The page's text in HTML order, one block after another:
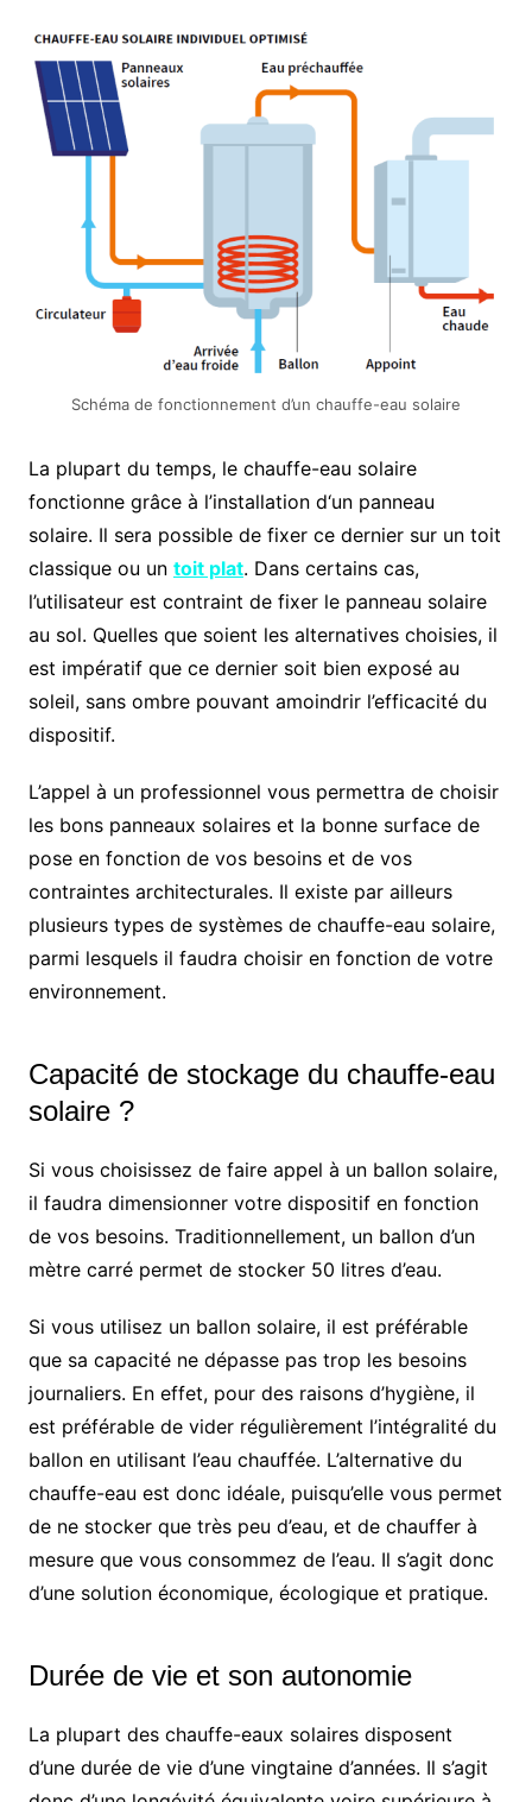
Schéma de fonctionnement d’un chauffe-eau solaire
La plupart du temps, le chauffe-eau solaire
fonctionne grâce à l’installation d‘un panneau
solaire. Il sera possible de fixer ce dernier sur un toit
classique ou un toit plat. Dans certains cas,
l’utilisateur est contraint de fixer le panneau solaire
au sol. Quelles que soient les alternatives choisies, il
est impératif que ce dernier soit bien exposé au
soleil, sans ombre pouvant amoindrir l’efficacité du
dispositif.
L’appel à un professionnel vous permettra de choisir
les bons panneaux solaires et la bonne surface de
pose en fonction de vos besoins et de vos
contraintes architecturales. Il existe par ailleurs
plusieurs types de systèmes de chauffe-eau solaire,
parmi lesquels il faudra choisir en fonction de votre
environnement.
Capacité de stockage du chauffe-eau
solaire ?
Si vous choisissez de faire appel à un ballon solaire,
il faudra dimensionner votre dispositif en fonction
de vos besoins. Traditionnellement, un ballon d’un
mètre carré permet de stocker 50 litres d’eau.
Si vous utilisez un ballon solaire, il est préférable
que sa capacité ne dépasse pas trop les besoins
journaliers. En effet, pour des raisons d’hygiène, il
est préférable de vider régulièrement l’intégralité du
ballon en utilisant l’eau chauffée. L’alternative du
chauffe-eau est donc idéale, puisqu’elle vous permet
de ne stocker que très peu d’eau, et de chauffer à
mesure que vous consommez de l’eau. Il s’agit donc
d’une solution économique, écologique et pratique.
Durée de vie et son autonomie
La plupart des chauffe-eaux solaires disposent
d’une durée de vie d’une vingtaine d’années. Il s’agit